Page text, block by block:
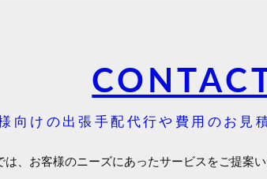
向けの出張手配代行や費用のお見
は、お客様のニーズにあったサービスをご提案